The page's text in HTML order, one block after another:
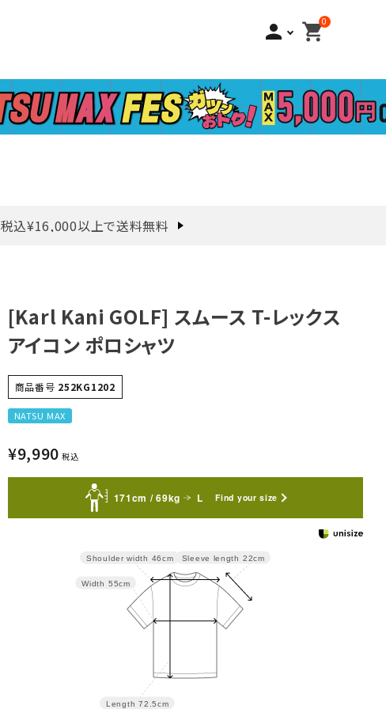
person 0
shopping_cart
税込¥16,000以上で送料無料
[Karl Kani GOLF] スムース T-レックス
アイコン ポロシャツ
商品番号 252KG1202
NATSU MAX
¥9,990 税込
171cm / 69kg L Find your size
Sleeve length 22cm
Length 72.5cm
Width 55cm
Shoulder width 46cm